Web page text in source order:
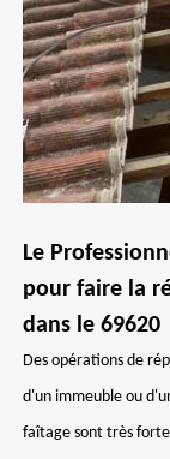
Le
pour faire la
dans le 69620
Des opérations de
d'un immeuble ou
faîtage sont très